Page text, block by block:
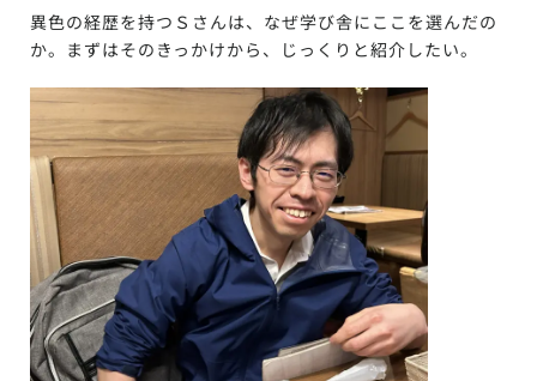
異色の経歴を持つＳさんは、なぜ学び舎にここを選んだの
か。まずはそのきっかけから、じっくりと紹介したい。